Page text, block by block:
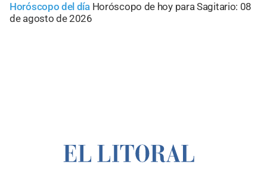
Horóscopo del día Horóscopo de hoy para Sagitario: 08
de agosto de 2026